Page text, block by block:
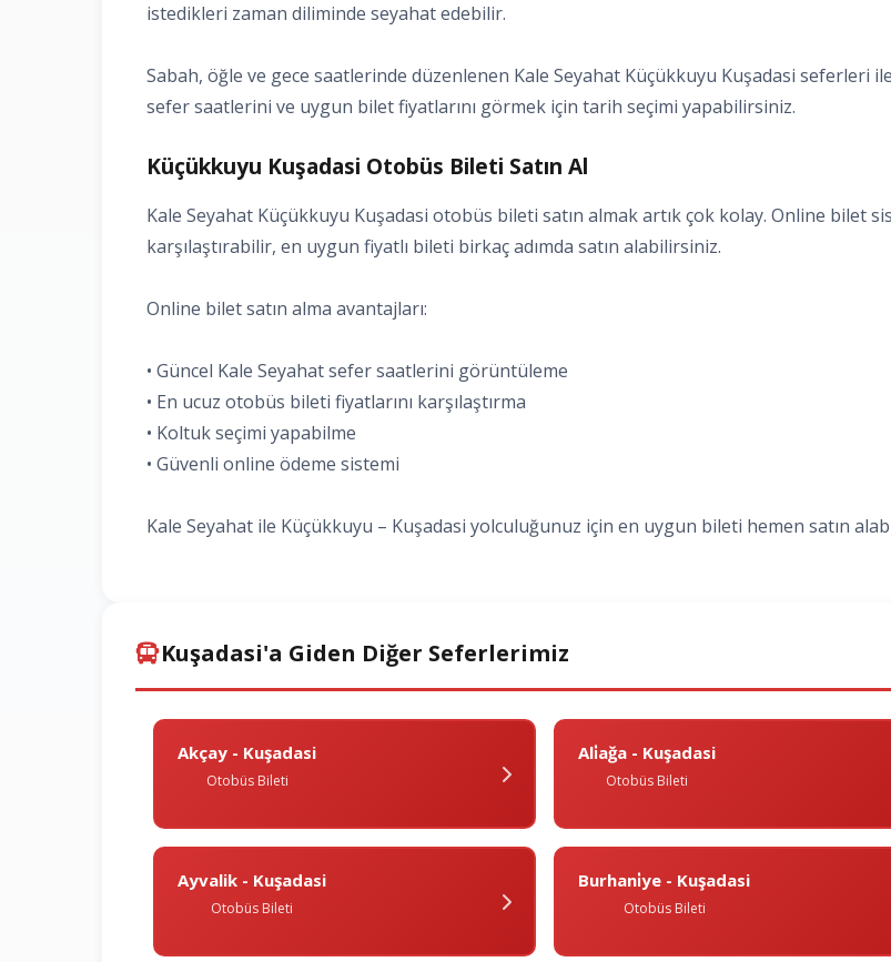
istedikleri zaman diliminde seyahat edebilir.
Sabah, öğle ve gece saatlerinde düzenlenen Kale Seyahat Küçükkuyu Kuşadasi
sefer saatlerini ve uygun bilet fiyatlarını görmek için tarih seçimi yapabilirsiniz.
Küçükkuyu Kuşadasi Otobüs Bileti Satın Al
Kale Seyahat Küçükkuyu Kuşadasi otobüs bileti satın almak artık çok kolay. Online bilet
karşılaştırabilir, en uygun fiyatlı bileti birkaç adımda satın alabilirsiniz.
Online bilet satın alma avantajları:
• Güncel Kale Seyahat sefer saatlerini görüntüleme
• En ucuz otobüs bileti fiyatlarını karşılaştırma
• Koltuk seçimi yapabilme
• Güvenli online ödeme sistemi
Kale Seyahat ile Küçükkuyu – Kuşadasi yolculuğunuz için en uygun bileti hemen satın
Kuşadasi'a Giden Diğer Seferlerimiz
Akçay - Kuşadasi
Otobüs Bileti
Ali̇ağa - Kuşadasi
Otobüs Bileti
Ayvalik - Kuşadasi
Otobüs Bileti
Burhani̇ye - Kuşadasi
Otobüs Bileti